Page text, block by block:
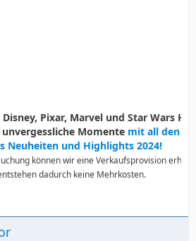
Pixar, Marvel und Star Wars
Momente mit all den
Neuheiten und Highlights 2024!
können wir eine Verkaufsprovision
dadurch keine Mehrkosten.